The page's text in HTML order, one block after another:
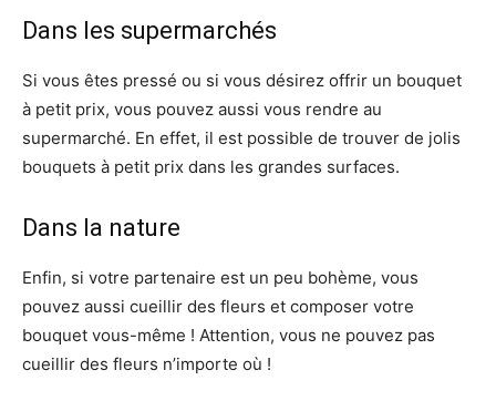
Dans les supermarchés
Si vous êtes pressé ou si vous désirez offrir un bouquet
à petit prix, vous pouvez aussi vous rendre au
supermarché. En effet, il est possible de trouver de jolis
bouquets à petit prix dans les grandes surfaces.
Dans la nature
Enfin, si votre partenaire est un peu bohème, vous
pouvez aussi cueillir des fleurs et composer votre
bouquet vous-même ! Attention, vous ne pouvez pas
cueillir des fleurs n’importe où !